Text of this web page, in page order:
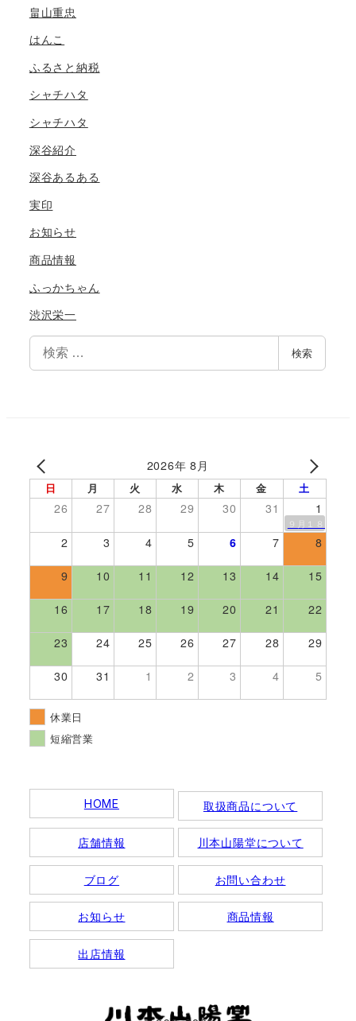
畠山重忠
はんこ
ふるさと納税
シャチハタ
シャチハタ
深谷紹介
深谷あるある
実印
お知らせ
商品情報
ふっかちゃん
渋沢栄一
索
検索
HOME 取扱商品について
店舗情報 川本山陽堂について
ブログ お問い合わせ
お知らせ 商品情報
出店情報
2026年 8月
日 月 火 水 木 金 土
26 27 28 29 30 31 1
９月１８日伊
2 3 4 5 6 7 8
9 10 11 12 13 14 15
16 17 18 19 20 21 22
23 24 25 26 27 28 29
30 31 1 2 3 4 5
休業日
短縮営業